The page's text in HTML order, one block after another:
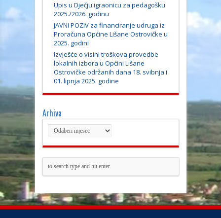
Upis u Dječju igraonicu za pedagošku
2025./2026. godinu
JAVNI POZIV za financiranje udruga iz
Proračuna Općine Lišane Ostrovičke u
2025. godini
Izvješće o visini troškova provedbe
lokalnih izbora u Općini Lišane
Ostrovičke održanih dana 18. svibnja i
01. lipnja 2025. godine
Arhiva